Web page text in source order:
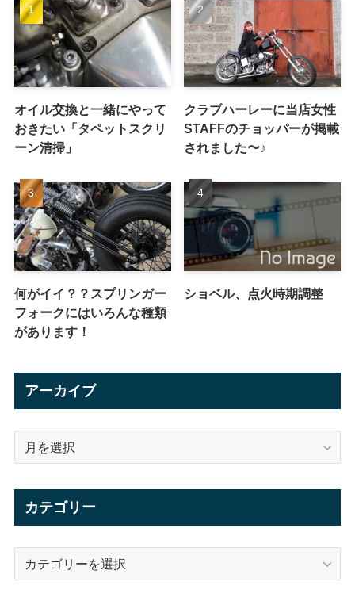
オイル交換と一緒にやって
おきたい「タペットスクリ
ーン清掃」
クラブハーレーに当店女性
STAFFのチョッパーが掲載
されました〜♪
何がイイ？？スプリンガー
フォークにはいろんな種類
があります！
ショベル、点火時期調整
アーカイブ
カテゴリー